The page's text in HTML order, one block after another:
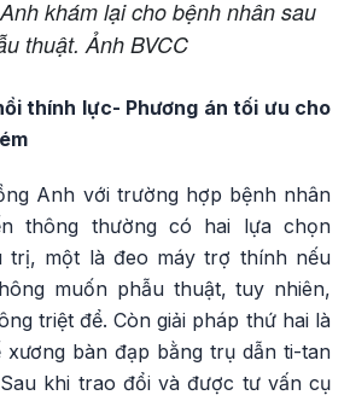
khám lại cho bệnh nhân sau
thuật. Ảnh BVCC
thính lực- Phương án tối ưu cho
Anh với trường hợp bệnh nhân
thông thường có hai lựa chọn
trị, một là đeo máy trợ thính nếu
muốn phẫu thuật, tuy nhiên,
triệt để. Còn giải pháp thứ hai là
bàn đạp bằng trụ dẫn ti-tan
khi trao đổi và được tư vấn cụ